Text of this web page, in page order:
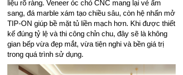
liệu rõ ràng. Veneer óc chó CNC mang lại vẻ ấm
sang, đá marble xám tạo chiều sâu, còn hệ nhấn mở
TIP-ON giúp bề mặt tủ liền mạch hơn. Khi được thiết
kế đúng tỷ lệ và thi công chỉn chu, đây sẽ là không
gian bếp vừa đẹp mắt, vừa tiện nghi và bền giá trị
trong quá trình sử dụng.